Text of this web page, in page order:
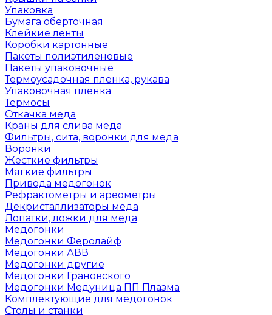
Упаковка
Бумага оберточная
Клейкие ленты
Коробки картонные
Пакеты полиэтиленовые
Пакеты упаковочные
Термоусадочная пленка, рукава
Упаковочная пленка
Термосы
Откачка меда
Краны для слива меда
Фильтры, сита, воронки для меда
Воронки
Жесткие фильтры
Мягкие фильтры
Привода медогонок
Рефрактометры и ареометры
Декристаллизаторы меда
Лопатки, ложки для меда
Медогонки
Медогонки Феролайф
Медогонки АВВ
Медогонки другие
Медогонки Грановского
Медогонки Медуница ПП Плазма
Комплектующие для медогонок
Столы и станки